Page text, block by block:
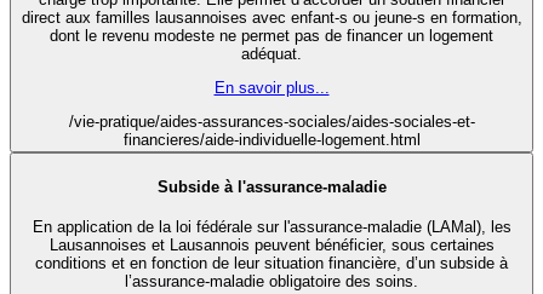
direct aux familles lausannoises avec enfant-s ou jeune-s en formation,
dont le revenu modeste ne permet pas de financer un logement
adéquat.
En savoir plus...
/vie-pratique/aides-assurances-sociales/aides-sociales-et-
financieres/aide-individuelle-logement.html
Subside à l'assurance-maladie
En application de la loi fédérale sur l'assurance-maladie (LAMal), les
Lausannoises et Lausannois peuvent bénéficier, sous certaines
conditions et en fonction de leur situation financière, d’un subside à
l’assurance-maladie obligatoire des soins.